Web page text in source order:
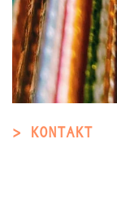
> KONTAKT